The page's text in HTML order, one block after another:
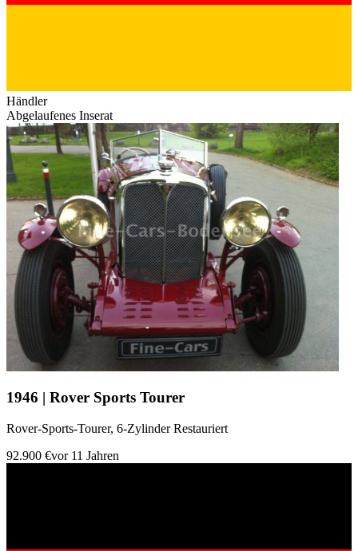
Händler
Abgelaufenes Inserat
1946 | Rover Sports Tourer
Rover-Sports-Tourer, 6-Zylinder Restauriert
92.900 €vor 11 Jahren